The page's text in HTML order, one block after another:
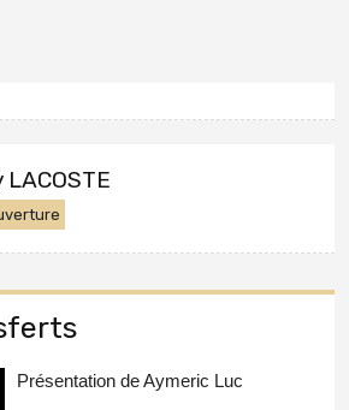
LACOSTE
Présentation de Aymeric Luc